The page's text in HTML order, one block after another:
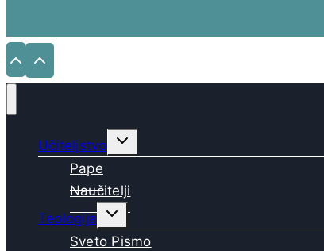
Učiteljstvo
Toggle
child
Pape
Naučitelji
Teologija
Toggle
child
menu
Sveto Pismo